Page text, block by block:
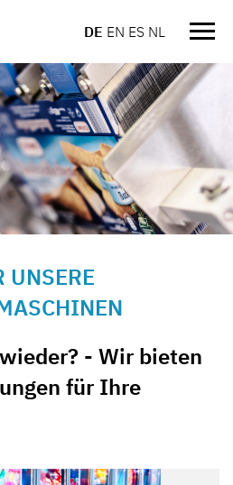
DE EN ES NL
UNSERE
- Wir bieten
für Ihre